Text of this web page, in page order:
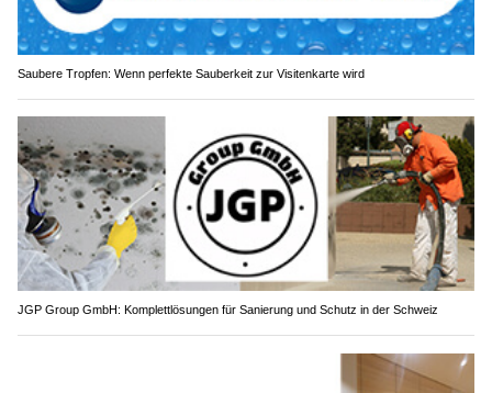
Saubere Tropfen: Wenn perfekte Sauberkeit zur Visitenkarte wird
JGP Group GmbH: Komplettlösungen für Sanierung und Schutz in der Schweiz